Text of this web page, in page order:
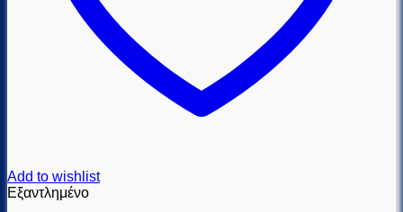
Add to wishlist
Εξαντλημένο